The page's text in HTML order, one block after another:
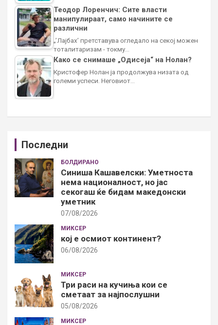
Теодор Лоренчич: Сите власти
манипулираат, само начините се
различни
„’Лајбах’ претставува огледало на секој можен
тоталитаризам - токму…
Како се снимаше „Одисеја“ на Нолан?
Кристофер Нолан ја продолжува низата од
големи успеси. Неговиот…
Последни
БОЛДИРАНО
Синиша Кашавелски: Уметноста
нема националност, но јас
секогаш ќе бидам македонски
уметник
07/08/2026
МИКСЕР
кој е осмиот континент?
06/08/2026
МИКСЕР
Три раси на кучиња кои се
сметаат за најпослушни
05/08/2026
МИКСЕР